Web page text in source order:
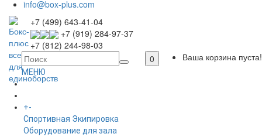
info@box-plus.com
+7 (499) 643-41-04
+7 (919) 284-97-37
+7 (812) 244-98-03
0
Ваша корзина пуста!
МЕНЮ
ГЛАВНАЯ
+-
Спортивная Экипировка
Оборудование для зала